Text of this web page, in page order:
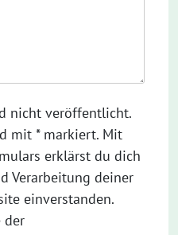
nicht veröffentlicht.
mit * markiert. Mit
erklärst du dich
Verarbeitung deiner
einverstanden.
der